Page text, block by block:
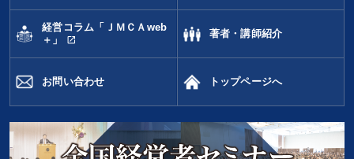
経営コラム「ＪＭＣＡweb
＋」
open_in_new
著者・講師紹介
お問い合わせ トップページへ